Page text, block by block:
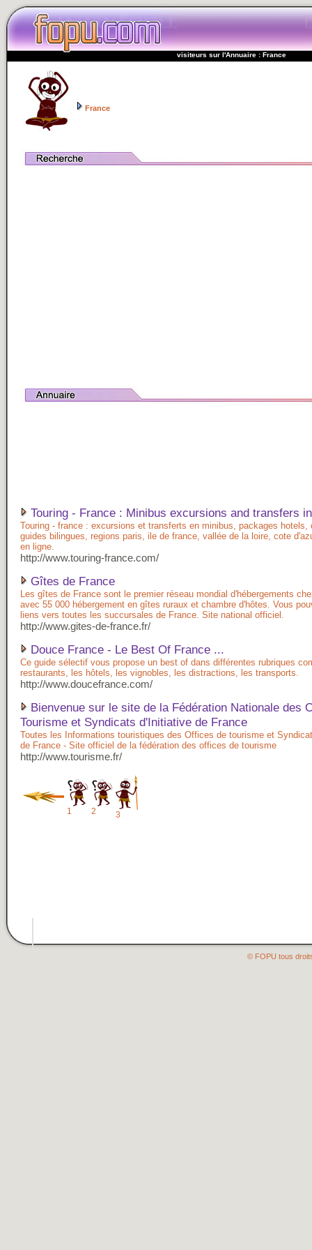
visiteurs sur l'Annuaire : France
France
Touring - France : Minibus excursions and transfers
Touring - france : excursions et transferts en minibus, packages hotels,
guides bilingues, regions paris, ile de france, vallée de la loire, cote
en ligne.
http://www.touring-france.com/
Gîtes de France
Les gîtes de France sont le premier réseau mondial d'hébergements
avec 55 000 hébergement en gîtes ruraux et chambre d'hôtes. Vous
liens vers toutes les succursales de France. Site national officiel.
http://www.gites-de-france.fr/
Douce France - Le Best Of France ...
Ce guide sélectif vous propose un best of dans différentes rubriques
restaurants, les hôtels, les vignobles, les distractions, les transports.
http://www.doucefrance.com/
Bienvenue sur le site de la Fédération Nationale des
Tourisme et Syndicats d'Initiative de France
Toutes les Informations touristiques des Offices de tourisme et
de France - Site officiel de la fédération des offices de tourisme
http://www.tourisme.fr/
1 2 3
© FOPU tous